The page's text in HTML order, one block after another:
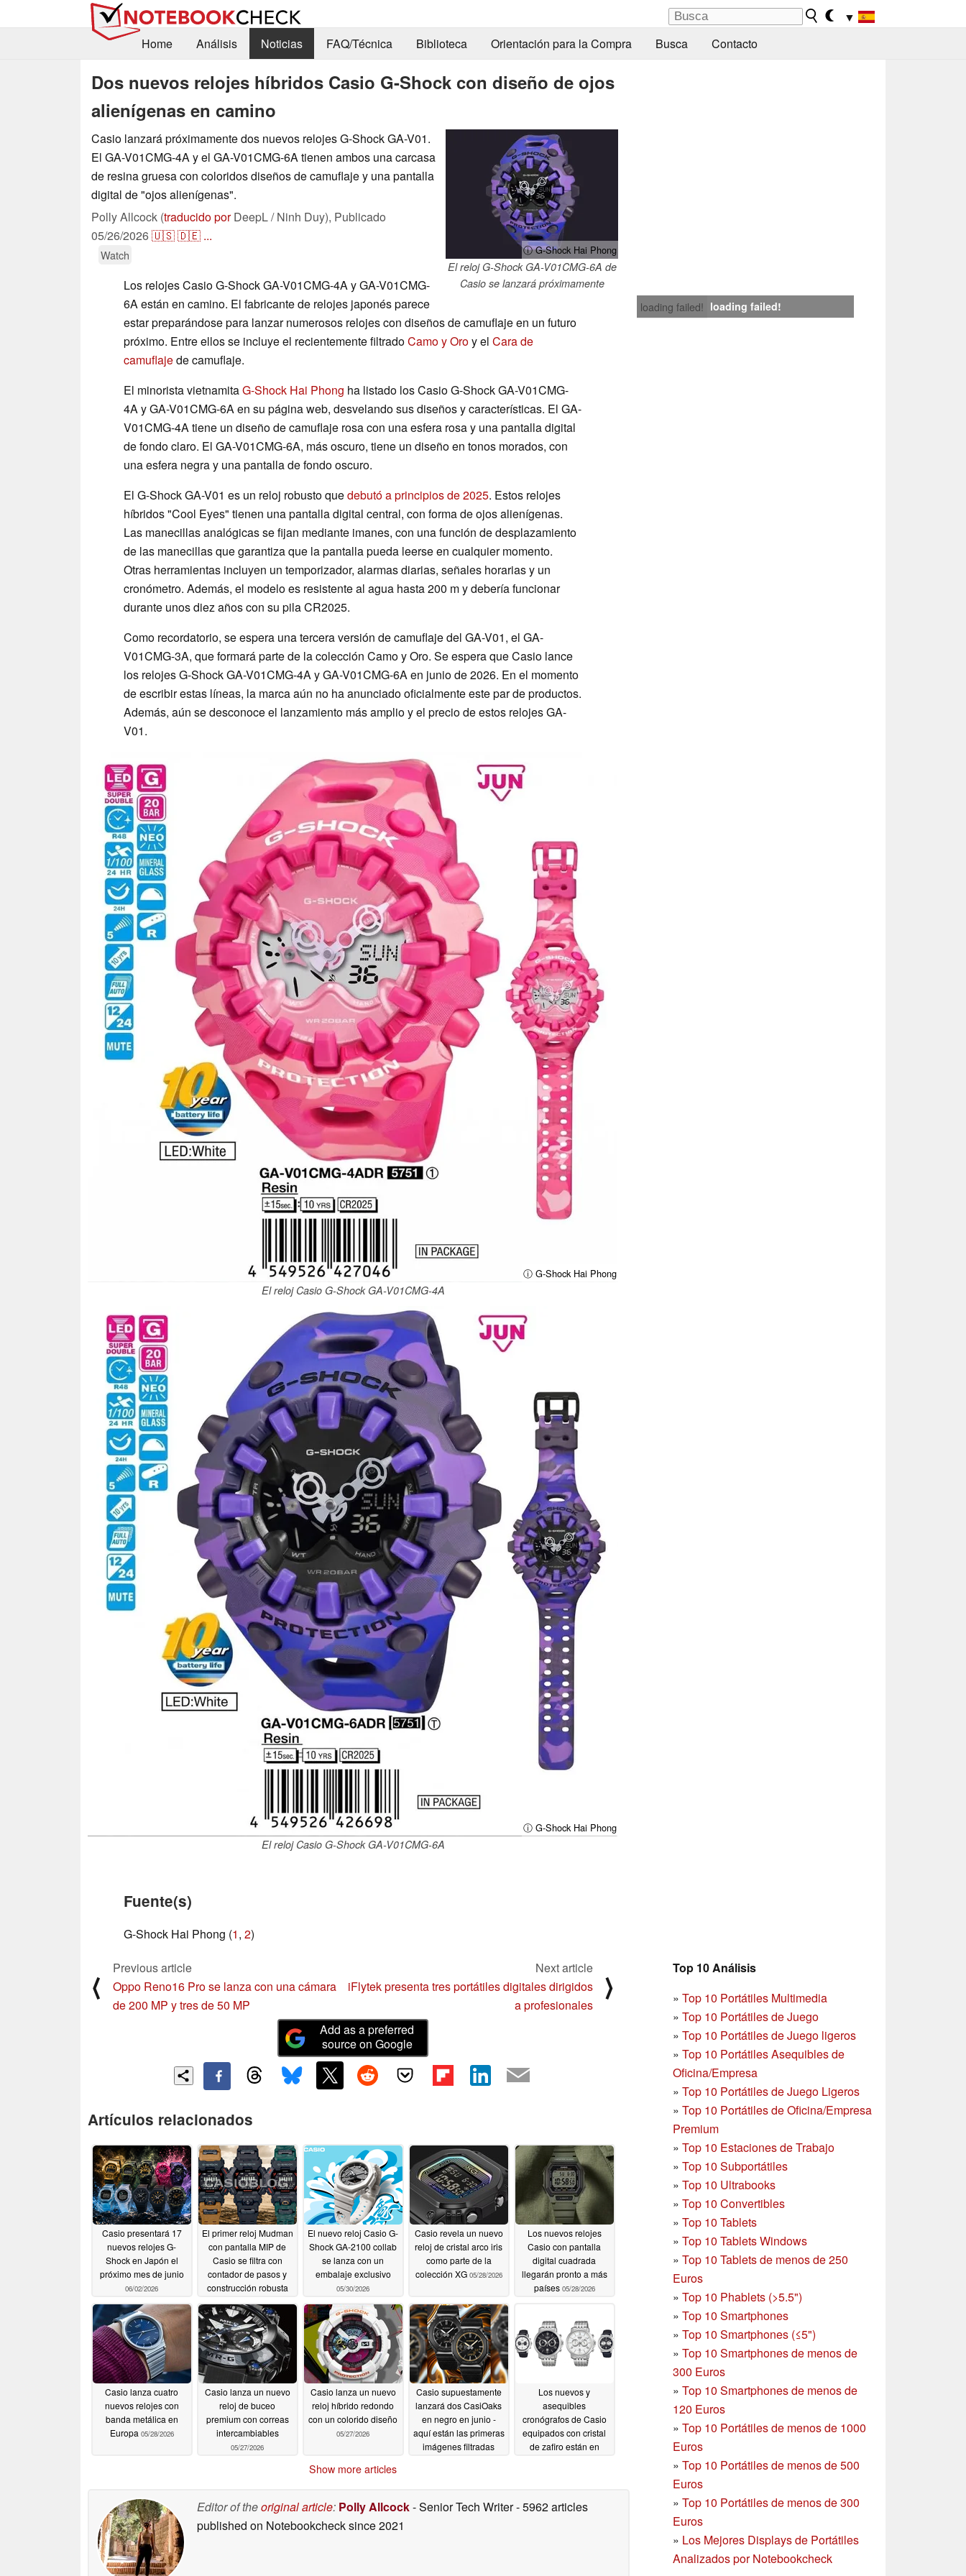
▼
Home
Análisis Noticias FAQ/Técnica Biblioteca Orientación para la Compra Busca Contacto
Dos nuevos relojes híbridos Casio G-Shock con diseño de ojos
alienígenas en camino
ⓘ G-Shock Hai Phong
El reloj G-Shock GA-V01CMG-6A de
Casio se lanzará próximamente
Casio lanzará próximamente dos nuevos relojes G-Shock GA-V01.
El GA-V01CMG-4A y el GA-V01CMG-6A tienen ambos una carcasa
de resina gruesa con coloridos diseños de camuflaje y una pantalla
digital de "ojos alienígenas".
Polly Allcock (traducido porDeepL / Ninh Duy), Publicado
05/26/2026🇺🇸🇩🇪 ...
Watch
loading failed! loading failed!
Los relojes Casio G-Shock GA-V01CMG-4A y GA-V01CMG-
6A están en camino. El fabricante de relojes japonés parece
estar preparándose para lanzar numerosos relojes con diseños de camuflaje en un futuro
próximo. Entre ellos se incluye el recientemente filtradoCamo y Oroy el Cara de
camuflajede camuflaje.
El minorista vietnamitaG-Shock Hai Phong ha listado los Casio G-Shock GA-V01CMG-
4A y GA-V01CMG-6A en su página web, desvelando sus diseños y características. El GA-
V01CMG-4A tiene un diseño de camuflaje rosa con una esfera rosa y una pantalla digital
de fondo claro. El GA-V01CMG-6A, más oscuro, tiene un diseño en tonos morados, con
una esfera negra y una pantalla de fondo oscuro.
El G-Shock GA-V01 es un reloj robusto quedebutó a principios de 2025. Estos relojes
híbridos "Cool Eyes" tienen una pantalla digital central, con forma de ojos alienígenas.
Las manecillas analógicas se fijan mediante imanes, con una función de desplazamiento
de las manecillas que garantiza que la pantalla pueda leerse en cualquier momento.
Otras herramientas incluyen un temporizador, alarmas diarias, señales horarias y un
cronómetro. Además, el modelo es resistente al agua hasta 200 m y debería funcionar
durante unos diez años con su pila CR2025.
Como recordatorio, se espera una tercera versión de camuflaje del GA-V01, el GA-
V01CMG-3A, que formará parte de la colección Camo y Oro. Se espera que Casio lance
los relojes G-Shock GA-V01CMG-4A y GA-V01CMG-6A en junio de 2026. En el momento
de escribir estas líneas, la marca aún no ha anunciado oficialmente este par de productos.
Además, aún se desconoce el lanzamiento más amplio y el precio de estos relojes GA-
V01.
ⓘ G-Shock Hai Phong
El reloj Casio G-Shock GA-V01CMG-4A
ⓘ G-Shock Hai Phong
El reloj Casio G-Shock GA-V01CMG-6A
Fuente(s)
G-Shock Hai Phong (1, 2)
Top 10 Análisis
» Top 10 Portátiles Multimedia
» Top 10 Portátiles de Juego
» Top 10 Portátiles de Juego ligeros
» Top 10 Portátiles Asequibles de
Oficina/Empresa
» Top 10 Portátiles de Juego Ligeros
» Top 10 Portátiles de Oficina/Empresa
Premium
» Top 10 Estaciones de Trabajo
» Top 10 Subportátiles
» Top 10 Ultrabooks
» Top 10 Convertibles
» Top 10 Tablets
» Top 10 Tablets Windows
» Top 10 Tablets de menos de 250
Euros
» Top 10 Phablets (>5.5")
» Top 10 Smartphones
» Top 10 Smartphones (≤5")
» Top 10 Smartphones de menos de
300 Euros
» Top 10 Smartphonesde menos de
120 Euros
» Top 10 Portátiles de menos de 1000
Euros
» Top 10 Portátiles de menos de 500
Euros
» Top 10 Portátiles de menos de 300
Euros
» Los Mejores Displays de Portátiles
Analizados por Notebookcheck
⟨
Previous article
Oppo Reno16 Pro se lanza con una cámara
de 200 MP y tres de 50 MP
Next article
iFlytek presenta tres portátiles digitales dirigidos
a profesionales
⟩
Add as a preferred
source on Google
Artículos relacionados
Casio presentará 17
nuevos relojes G-
Shock en Japón el
próximo mes de junio
06/02/2026
El primer reloj Mudman
con pantalla MIP de
Casio se filtra con
contador de pasos y
construcción robusta
05/30/2026
El nuevo reloj Casio G-
Shock GA-2100 collab
se lanza con un
embalaje exclusivo
05/30/2026
Casio revela un nuevo
reloj de cristal arco iris
como parte de la
colección XG 05/28/2026
Los nuevos relojes
Casio con pantalla
digital cuadrada
llegarán pronto a más
países 05/28/2026
Casio lanza cuatro
nuevos relojes con
banda metálica en
Europa 05/28/2026
Casio lanza un nuevo
reloj de buceo
premium con correas
intercambiables
05/27/2026
Casio lanza un nuevo
reloj híbrido redondo
con un colorido diseño
05/27/2026
Casio supuestamente
lanzará dos CasiOaks
en negro en junio -
aquí están las primeras
imágenes filtradas
Los nuevos y
asequibles
cronógrafos de Casio
equipados con cristal
de zafiro están en
Show more articles
Editor of theoriginal article: Polly Allcock- Senior Tech Writer- 5962 articles
published on Notebookchecksince 2021